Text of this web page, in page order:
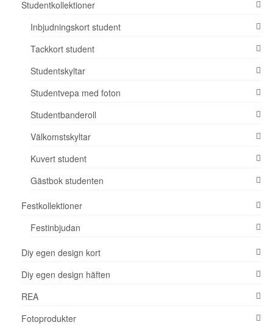
Studentkollektioner
Inbjudningskort student
Tackkort student
Studentskyltar
Studentvepa med foton
Studentbanderoll
Välkomstskyltar
Kuvert student
Gästbok studenten
Festkollektioner
Festinbjudan
Diy egen design kort
Diy egen design häften
REA
Fotoprodukter